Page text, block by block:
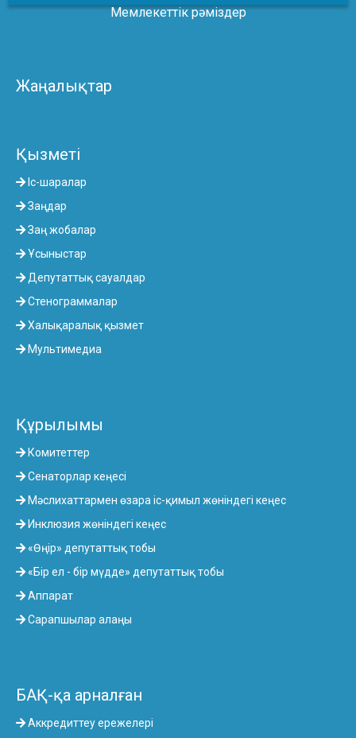
Мемлекеттік рәміздер
Жаңалықтар
Қызметі
Іс-шаралар
Заңдар
Заң жобалар
Ұсыныстар
Депутаттық сауалдар
Стенограммалар
Халықаралық қызмет
Мультимедиа
Құрылымы
Комитеттер
Сенаторлар кеңесі
Мәслихаттармен өзара іс-қимыл жөніндегі кеңес
Инклюзия жөніндегі кеңес
«Өңір» депутаттық тобы
«Бір ел - бір мүдде» депутаттық тобы
Аппарат
Сарапшылар алаңы
БАҚ-қа арналған
Аккредиттеу ережелері